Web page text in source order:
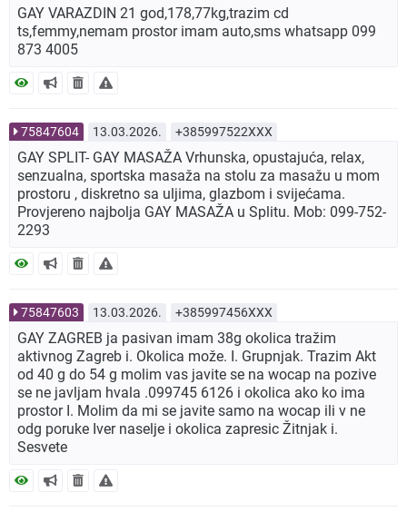
GAY VARAZDIN 21 god,178,77kg,trazim cd
ts,femmy,nemam prostor imam auto,sms whatsapp 099
873 4005
75847604 13.03.2026. +385997522XXX
GAY SPLIT- GAY MASAŽA Vrhunska, opustajuća, relax,
senzualna, sportska masaža na stolu za masažu u mom
prostoru , diskretno sa uljima, glazbom i svijećama.
Provjereno najbolja GAY MASAŽA u Splitu. Mob: 099-752-
2293
75847603 13.03.2026. +385997456XXX
GAY ZAGREB ja pasivan imam 38g okolica tražim
aktivnog Zagreb i. Okolica može. I. Grupnjak. Trazim Akt
od 40 g do 54 g molim vas javite se na wocap na pozive
se ne javljam hvala .099745 6126 i okolica ako ko ima
prostor I. Molim da mi se javite samo na wocap ili v ne
odg poruke Iver naselje i okolica zapresic Žitnjak i.
Sesvete